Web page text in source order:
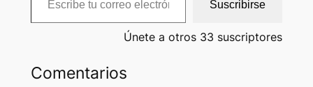
Suscribirse
Únete a otros 33 suscriptores
Comentarios